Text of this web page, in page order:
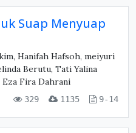
Suap Menyuap
Hanifah Hafsoh, meiyuri
Berutu, Tati Yalina
Eza Fira Dahrani
329 1135 9-14